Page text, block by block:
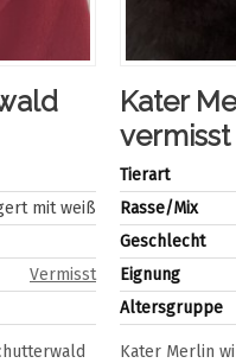
mit weiß
Vermisst
Kater
vermisst
Tierart
Rasse/Mix
Geschlecht
Eignung
Altersgruppe
Kater Merlin